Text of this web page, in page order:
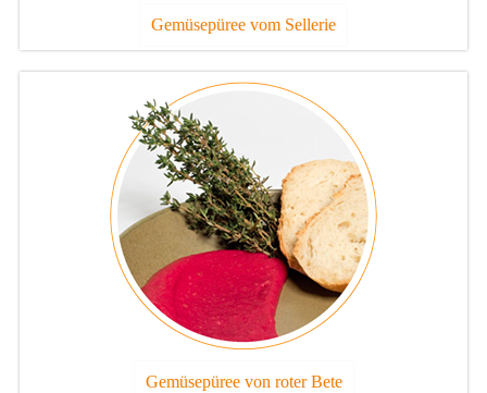
Gemüsepüree vom Sellerie
Gemüsepüree von roter Bete